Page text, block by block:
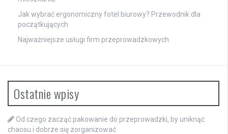
Jak wybrać ergonomiczny fotel biurowy? Przewodnik dla
początkujących
Najważniejsze usługi firm przeprowadzkowych
Ostatnie wpisy
Od czego zacząć pakowanie do przeprowadzki, by uniknąć
chaosu i dobrze się zorganizować